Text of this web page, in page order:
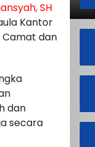
SH
Kantor
Camat dan
dan
secara